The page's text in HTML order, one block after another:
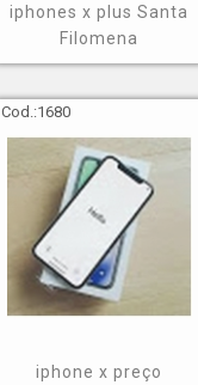
iphones x plus Santa
Filomena
Cod.:1680
iphone x preço